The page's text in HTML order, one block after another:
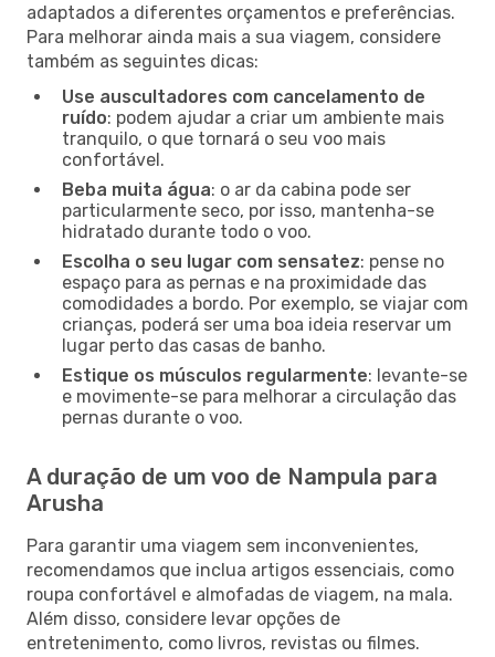
adaptados a diferentes orçamentos e preferências.
Para melhorar ainda mais a sua viagem, considere
também as seguintes dicas:
Use auscultadores com cancelamento de
ruído: podem ajudar a criar um ambiente mais
tranquilo, o que tornará o seu voo mais
confortável.
Beba muita água: o ar da cabina pode ser
particularmente seco, por isso, mantenha-se
hidratado durante todo o voo.
Escolha o seu lugar com sensatez: pense no
espaço para as pernas e na proximidade das
comodidades a bordo. Por exemplo, se viajar com
crianças, poderá ser uma boa ideia reservar um
lugar perto das casas de banho.
Estique os músculos regularmente: levante-se
e movimente-se para melhorar a circulação das
pernas durante o voo.
A duração de um voo de Nampula para
Arusha
Para garantir uma viagem sem inconvenientes,
recomendamos que inclua artigos essenciais, como
roupa confortável e almofadas de viagem, na mala.
Além disso, considere levar opções de
entretenimento, como livros, revistas ou filmes.